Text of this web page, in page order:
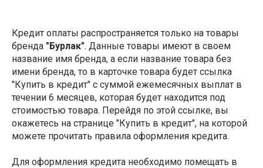
Кредит оплаты распространяется только на товары
бренда "Бурлак". Данные товары имеют в своем
название имя бренда, а если название товара без
имени бренда, то в карточке товара будет ссылка
"Купить в кредит" с суммой ежемесячных выплат в
течении 6 месяцев, которая будет находится под
стоимостью товара. Перейдя по этой ссылке, вы
окажетесь на странице "Купить в кредит", на которой
можете прочитать правила оформления кредита.
Для оформления кредита необходимо помещать в